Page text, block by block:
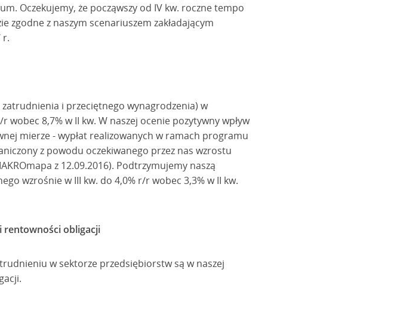
Oczekujemy, że począwszy od IV kw. roczne tempo
z naszym scenariuszem zakładającym
r.
i przeciętnego wynagrodzenia) w
8,7% w II kw. W naszej ocenie pozytywny wpływ
mierze - wypłat realizowanych w ramach programu
z powodu oczekiwanego przez nas wzrostu
z 12.09.2016). Podtrzymujemy naszą
wzrośnie w III kw. do 4,0% r/r wobec 3,3% w II kw.
rentowności obligacji
w sektorze przedsiębiorstw są w naszej